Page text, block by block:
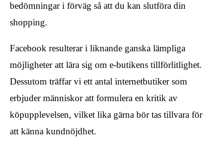
bedömningar i förväg så att du kan slutföra din
shopping.
Facebook resulterar i liknande ganska lämpliga
möjligheter att lära sig om e-butikens tillförlitlighet.
Dessutom träffar vi ett antal internetbutiker som
erbjuder människor att formulera en kritik av
köpupplevelsen, vilket lika gärna bör tas tillvara för
att känna kundnöjdhet.